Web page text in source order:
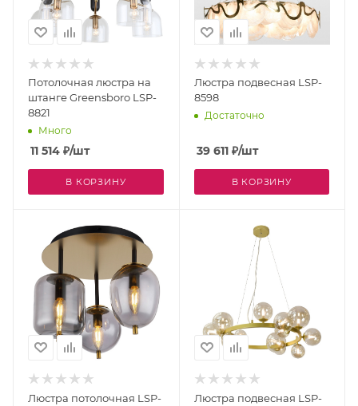
Потолочная люстра на
штанге Greensboro LSP-
8821
Много
11 514 ₽/шт
В КОРЗИНУ
Люстра подвесная LSP-
8598
Достаточно
39 611₽/шт
В КОРЗИНУ
Люстра потолочная LSP-
Люстра подвесная LSP-